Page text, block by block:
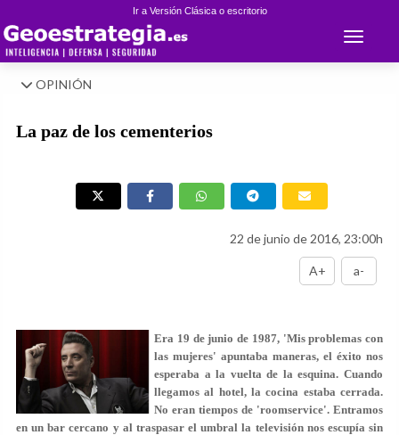
Ir a Versión Clásica o escritorio
Toggle
OPINIÓN
La paz de los cementerios
22 de junio de 2016, 23:00h
A+ a-
Era 19 de junio de 1987,'Mis problemas con
las mujeres' apuntaba maneras, el éxito nos
esperaba a la vuelta de la esquina. Cuando
llegamos al hotel, la cocina estaba cerrada.
No eran tiempos de 'roomservice'. Entramos
en un bar cercano y al traspasar el umbral la televisión nos escupía sin